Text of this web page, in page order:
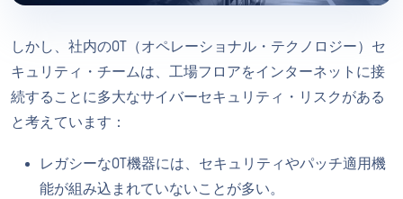
しかし、社内のOT（オペレーショナル・テクノロジー）セ
キュリティ・チームは、工場フロアをインターネットに接
続することに多大なサイバーセキュリティ・リスクがある
と考えています：
レガシーなOT機器には、セキュリティやパッチ適用機
能が組み込まれていないことが多い。